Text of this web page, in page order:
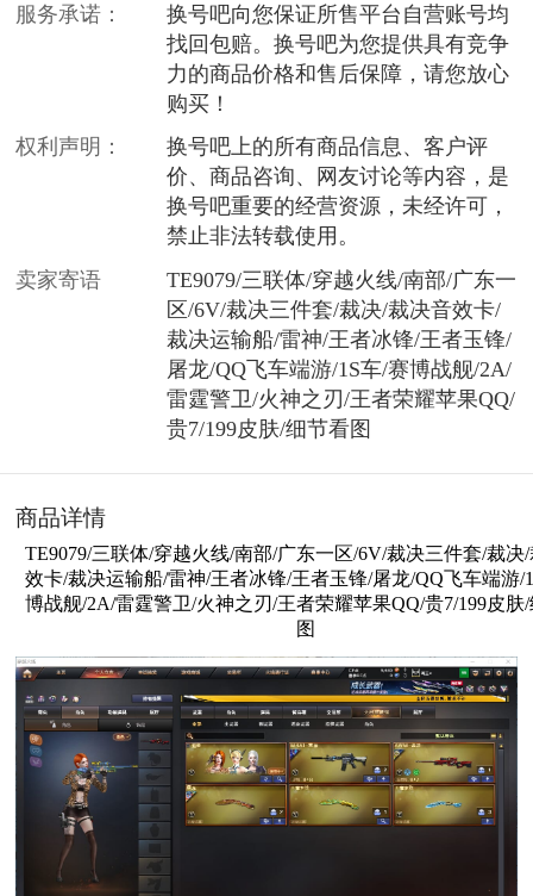
服务承诺：
换号吧向您保证所售平台自营账号均
找回包赔。换号吧为您提供具有竞争
力的商品价格和售后保障，请您放心
购买！
权利声明：
换号吧上的所有商品信息、客户评
价、商品咨询、网友讨论等内容，是
换号吧重要的经营资源，未经许可，
禁止非法转载使用。
卖家寄语
TE9079/三联体/穿越火线/南部/广东一
区/6V/裁决三件套/裁决/裁决音效卡/
裁决运输船/雷神/王者冰锋/王者玉锋/
屠龙/QQ飞车端游/1S车/赛博战舰/2A/
雷霆警卫/火神之刃/王者荣耀苹果QQ/
贵7/199皮肤/细节看图
商品详情
TE9079/三联体/穿越火线/南部/广东一区/6V/裁决三件套/裁决
效卡/裁决运输船/雷神/王者冰锋/王者玉锋/屠龙/QQ飞车端游/
博战舰/2A/雷霆警卫/火神之刃/王者荣耀苹果QQ/贵7/199皮肤
图